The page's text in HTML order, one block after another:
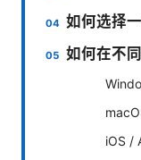
如何选择
如何在不
iOS /